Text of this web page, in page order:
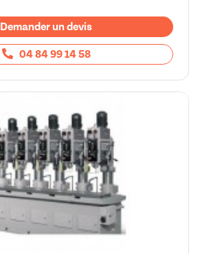
Demander un devis
04 84 99 14 58